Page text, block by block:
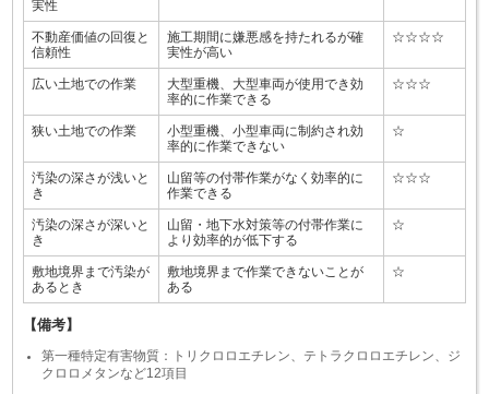
実性
不動産価値の回復と
信頼性
施工期間に嫌悪感を持たれるが確
実性が高い
☆☆☆☆
広い土地での作業
大型重機、大型車両が使用でき効
率的に作業できる
☆☆☆
狭い土地での作業
小型重機、小型車両に制約され効
率的に作業できない
☆
汚染の深さが浅いと
き
山留等の付帯作業がなく効率的に
作業できる
☆☆☆
汚染の深さが深いと
き
山留・地下水対策等の付帯作業に
より効率的が低下する
☆
敷地境界まで汚染が
あるとき
敷地境界まで作業できないことが
ある
☆
【備考】
第一種特定有害物質：トリクロロエチレン、テトラクロロエチレン、ジ
クロロメタンなど12項目